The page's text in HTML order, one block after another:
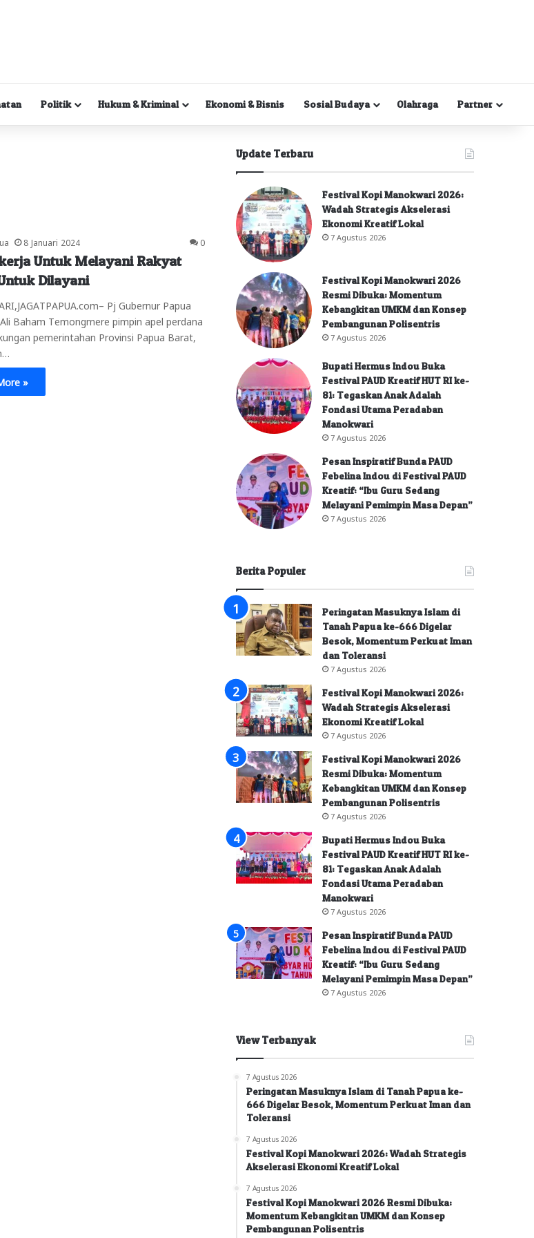
Politik Hukum & Kriminal Ekonomi & Bisnis Sosial Budaya Olahraga Partner
8 Januari 2024 0
Untuk Melayani Rakyat
Dilayani
Pj Gubernur Papua
Baham Temongmere pimpin apel perdana
pemerintahan Provinsi Papua Barat,
»
Update Terbaru
Festival Kopi Manokwari 2026:
Wadah Strategis Akselerasi
Ekonomi Kreatif Lokal
7 Agustus 2026
Festival Kopi Manokwari 2026
Resmi Dibuka: Momentum
Kebangkitan UMKM dan Konsep
Pembangunan Polisentris
7 Agustus 2026
Bupati Hermus Indou Buka
Festival PAUD Kreatif HUT RI ke-
81: Tegaskan Anak Adalah
Fondasi Utama Peradaban
Manokwari
7 Agustus 2026
Pesan Inspiratif Bunda PAUD
Febelina Indou di Festival PAUD
Kreatif: “Ibu Guru Sedang
Melayani Pemimpin Masa Depan”
7 Agustus 2026
Berita Populer
Peringatan Masuknya Islam di
Tanah Papua ke-666 Digelar
Besok, Momentum Perkuat Iman
dan Toleransi
7 Agustus 2026
Festival Kopi Manokwari 2026:
Wadah Strategis Akselerasi
Ekonomi Kreatif Lokal
7 Agustus 2026
Festival Kopi Manokwari 2026
Resmi Dibuka: Momentum
Kebangkitan UMKM dan Konsep
Pembangunan Polisentris
7 Agustus 2026
Bupati Hermus Indou Buka
Festival PAUD Kreatif HUT RI ke-
81: Tegaskan Anak Adalah
Fondasi Utama Peradaban
Manokwari
7 Agustus 2026
Pesan Inspiratif Bunda PAUD
Febelina Indou di Festival PAUD
Kreatif: “Ibu Guru Sedang
Melayani Pemimpin Masa Depan”
7 Agustus 2026
View Terbanyak
7 Agustus 2026
Peringatan Masuknya Islam di Tanah Papua ke-
666 Digelar Besok, Momentum Perkuat Iman dan
Toleransi
7 Agustus 2026
Festival Kopi Manokwari 2026: Wadah Strategis
Akselerasi Ekonomi Kreatif Lokal
7 Agustus 2026
Festival Kopi Manokwari 2026 Resmi Dibuka:
Momentum Kebangkitan UMKM dan Konsep
Pembangunan Polisentris